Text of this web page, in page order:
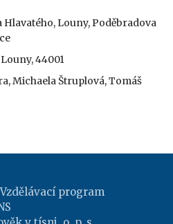
Hlavatého, Louny, Poděbradova
44001
Michaela Štruplová, Tomáš
program